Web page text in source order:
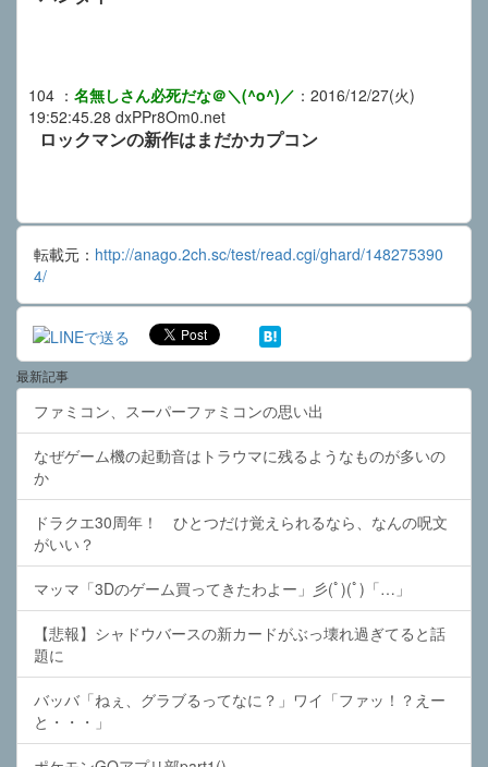
104 ： 名無しさん必死だな＠＼(^o^)／ ： 2016/12/27(火)
19:52:45.28 dxPPr8Om0.net
ロックマンの新作はまだかカプコン
転載元： http://anago.2ch.sc/test/read.cgi/ghard/148275390
4/
最新記事
ファミコン、スーパーファミコンの思い出
なぜゲーム機の起動音はトラウマに残るようなものが多いの
か
ドラクエ30周年！ ひとつだけ覚えられるなら、なんの呪文
がいい？
マッマ「3Dのゲーム買ってきたわよー」彡(ﾟ)(ﾟ)「…」
【悲報】シャドウバースの新カードがぶっ壊れ過ぎてると話
題に
バッバ「ねぇ、グラブるってなに？」ワイ「ファッ！？えー
と・・・」